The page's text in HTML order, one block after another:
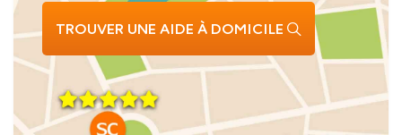
TROUVER UNE AIDE À DOMICILE